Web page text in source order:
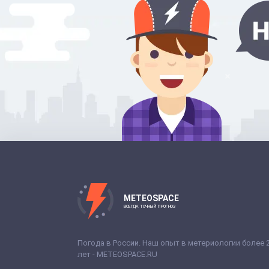
METEOSPACE
ВСЕГДА ТОЧНЫЙ ПРОГНОЗ
Погода в России. Наш опыт в метериологии более
лет - METEOSPACE.RU